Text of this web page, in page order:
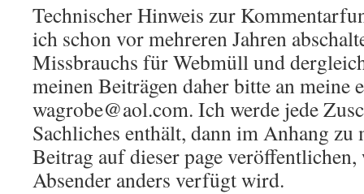
Technischer Hinweis zur
ich schon vor mehreren Jahren
Missbrauchs für Webmüll und
meinen Beiträgen daher bitte an meine
wagrobe@aol.com. Ich werde jede
Sachliches enthält, dann im Anhang zu
Beitrag auf dieser page
Absender anders verfügt wird.